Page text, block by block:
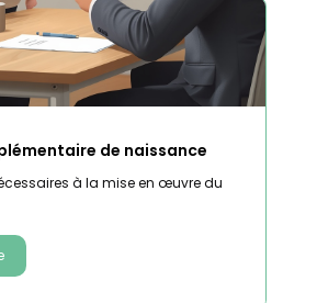
de naissance
à la mise en œuvre du